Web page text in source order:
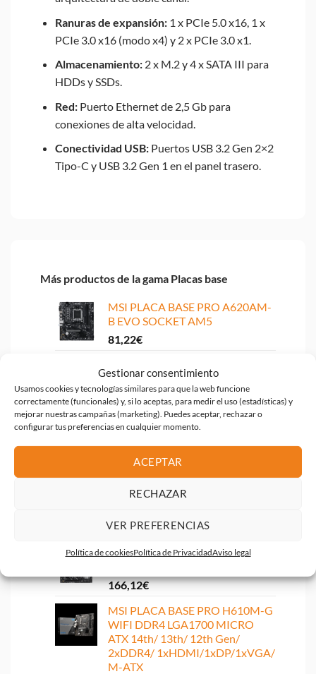
Gestionar consentimiento
Usamos cookies y tecnologías similares para que la web funcione
correctamente (funcionales) y, si lo aceptas, para medir el uso (estadísticas) y
mejorar nuestras campañas (marketing). Puedes aceptar, rechazar o
configurar tus preferencias en cualquier momento.
ACEPTAR
RECHAZAR
VER PREFERENCIAS
Política de cookiesPolítica de PrivacidadAviso legal
Ranuras de expansión:1 x PCIe 5.0 x16, 1 x
PCIe 3.0 x16 (modo x4) y 2 x PCIe 3.0 x1.
Almacenamiento:2 x M.2 y 4 x SATA III para
HDDs y SSDs.
Red:Puerto Ethernet de 2,5 Gb para
conexiones de alta velocidad.
Conectividad USB:Puertos USB 3.2 Gen 2×2
Tipo-C y USB 3.2 Gen 1 en el panel trasero.
Más productos de la gama Placas base
MSI PLACA BASE PRO A620AM-
B EVO SOCKET AM5
81,22€
HDV SE VGA + HDMI
67,53€
PLACA BASE ASUS B760M-K M-
118,33 €
PLACA BASE GIGABYTE GA-
B550-AORUS ELITE AX AM4
155,29€
ASUS PLACA BASE PRIME
166,12€
MSI PLACA BASE PRO H610M-G
WIFI DDR4 LGA1700 MICRO
ATX 14th/ 13th/ 12th Gen/
2xDDR4/ 1xHDMI/1xDP/1xVGA/
M-ATX